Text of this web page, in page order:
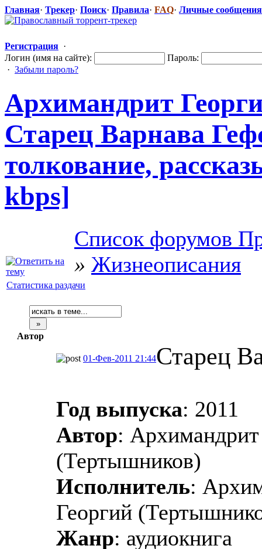
Главная· Трекер· Поиск· Правила· FAQ· Личные сообщения
Регистрация ·
Логин (имя на сайте):
Пароль:
· Забыли пароль?
Архимандрит
Старец Варнава
толкование,
kbps]
Список форумов
» Жизнеописания
Статистика раздачи
Автор
01-Фев-2011 21:44Старец
Год выпуска: 2011
Автор:
(Тертышников)
Исполнитель:
Георгий
Жанр: аудиокнига